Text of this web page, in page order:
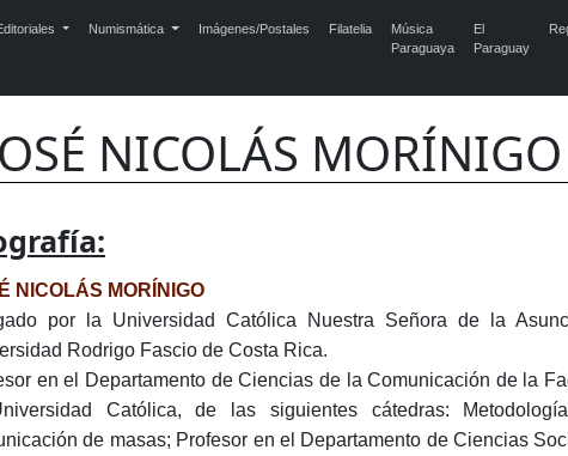
Numismática Imágenes/Postales Filatelia
Música
Paraguaya
El
Paraguay
NICOLÁS MORÍNIGO
NICOLÁS MORÍNIGO
por la Universidad Católica Nuestra Señora de la
Rodrigo Fascio de Costa Rica.
en el Departamento de Ciencias de la Comunicación de la
Católica, de las siguientes cátedras:
de masas; Profesor en el Departamento de Ciencias